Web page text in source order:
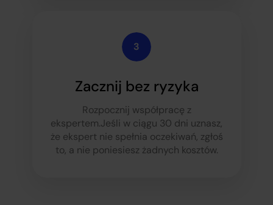
Zacznij bez ryzyka
Rozpocznij współpracę z
ekspertem.Jeśli w ciągu 30 dni uznasz,
że ekspert nie spełnia oczekiwań, zgłoś
to, a nie poniesiesz żadnych kosztów.